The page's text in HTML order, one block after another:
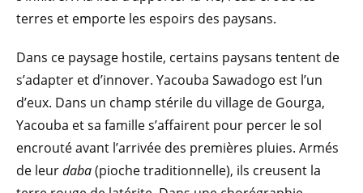
terres et emporte les espoirs des paysans.
Dans ce paysage hostile, certains paysans tentent de
s’adapter et d’innover. Yacouba Sawadogo est l’un
d’eux. Dans un champ stérile du village de Gourga,
Yacouba et sa famille s’affairent pour percer le sol
encrouté avant l’arrivée des premières pluies. Armés
de leurdaba(pioche traditionnelle), ils creusent la